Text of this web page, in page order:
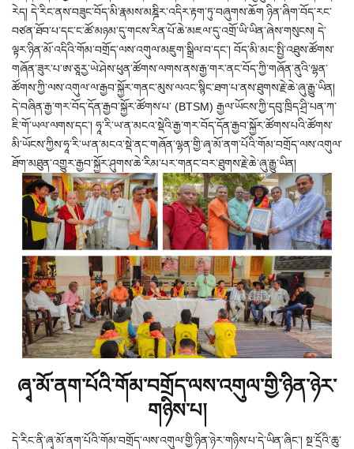
རེད། དེ་རིང་ནས་བཟུང་བོད་མི་རྣམས་མཎྜིར་འདིར་རྟག་ཏུ་བཞུགས་ཆོག ཉིན་ཞིག་བོད་རང་
བཙན་ཐོབ་པ་དང་ང་ཚོ་མཉམ་དུ་གངས་རིན་པོ་ཆེ་མཇལ་དུ་འགྲོ་ཡི་ཡིན་ཞེས་གསུངས། དེ་
ལྟར་ཉིན་མོ་འདིའི་གོམ་བགྲོད་ལས་འགུལ་མཇུག་སྒྲིལ་བ་དང་། བོད་མི་མང་སྤྱི་འཐུས་ཚོགས་
གཞོན་ཟུར་པ་ཨ་ཅཱརྱ་ཡེ་ཤེས་ཕུན་ཚོགས་ལགས་ནས་རྒྱ་གར་ནང་བོད་ཀྱི་གཞོན་ནུའི་ལྷན་
ཚོགས་ཀྱི་ལས་འགུལ་ལ་རྒྱབ་སྐྱོར་གནང་མུས་ལའང་སྙིང་ཐག་པ་ནས་ཐུགས་རྗེ་ཆེ་ཞུ་རྒྱུ་ཡིན།
དེ་བཞིན་རྒྱ་གར་བོད་དོན་རྒྱབ་སྐྱོར་ཚོགས་པ་ (BTSM) རྒྱལ་ཡོངས་ཀྱི་དབུ་ཁྲིད་ཤྲི་པན་ཀ་
ཇི་གོ་ཡལ་ལགས་དང་། ཧཱ་རི་ཡ་ན་མངའ་སྡེའི་རྒྱ་གར་བོད་དོན་རྒྱབ་སྐྱོར་ཚོགས་པའི་ཚོགས་
མི་ཡོངས་ཀྱིས་ཧཱ་རི་ཡ་ན་མངའ་སྡེ་ནང་གཞོན་ལྷན་གྱི་ཞྭ་མོ་ནག་པོའི་གོམ་བགྲོད་ལས་འགུལ་
ཐོག་མཐུན་འགྱུར་རྒྱབ་སྐྱོར་ཤུགས་ཆེ་རིམ་པར་གནང་བར་ཐུགས་རྗེ་ཆེ་ཞུ་རྒྱུ་ཡིན།
ཞྭ་མོ་ནག་པོའི་གོམ་བགྲོད་ལས་འགུལ་གྱི་ཉིན་ཉེར་
གཉིས་པ།
དེ་རིང་ནི་ཞྭ་མོ་ནག་པོའི་གོམ་བགྲོད་ལས་འགུལ་གྱི་ཉིན་ཉེར་གཉིས་པ་དེ་ཡིན་ཞིང་། སྔ་དྲོའི་ཆུ་